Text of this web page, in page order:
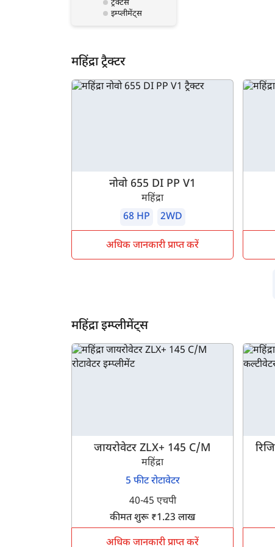
ट्रैक्टर्स
इम्प्लीमेंट्स
महिंद्रा ट्रैक्टर
नोवो 655 DI PP V1
महिंद्रा
68 HP
2WD
अधिक जानकारी प्राप्त करें
महिंद्रा इम्प्लीमेंट्स
जायरोवेटर ZLX+ 145 C/M
महिंद्रा
5 फीट रोटावेटर
40-45 एचपी
कीमत शुरू ₹1.23 लाख
अधिक जानकारी प्राप्त करें